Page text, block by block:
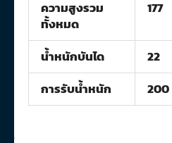
ความสูงรวม
ทั้งหมด
177
น้ำหนักบันได 22
การรับน้ำหนัก
200